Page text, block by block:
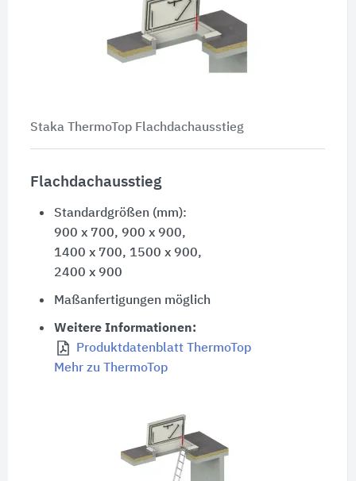
Staka ThermoTop Flachdachausstieg
Flachdachausstieg
Standardgrößen (mm):
900 x 700, 900 x 900,
1400 x 700, 1500 x 900,
2400 x 900
Maßanfertigungen möglich
Weitere Informationen:
Produktdatenblatt ThermoTop
Mehr zu ThermoTop